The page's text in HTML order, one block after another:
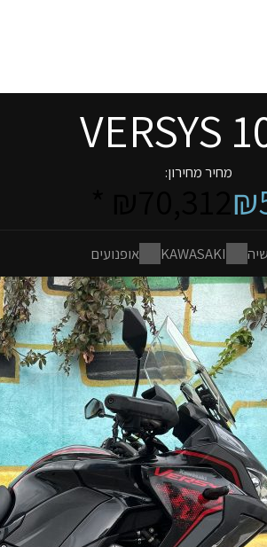
VERSYS
מחיר מחירון:
KAWASAKI אופנועים